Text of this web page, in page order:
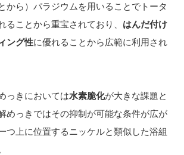
から）パラジウムを用いることでトータ
ることから重宝されており、 はんだ付け
ング性に優れることから広範に利用され
っきにおいては水素脆化が大きな課題と
めっきではその抑制が可能な条件が広が
つ上に位置するニッケルと類似した浴組